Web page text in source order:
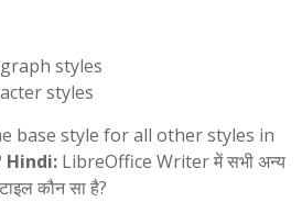
styles
styles
base style for all other styles in
Hindi: LibreOffice Writer में सभी अन्य
कौन सा है?